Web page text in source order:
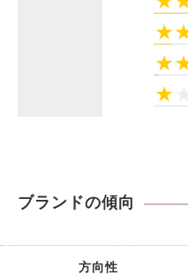
ブランドの傾向
方向性